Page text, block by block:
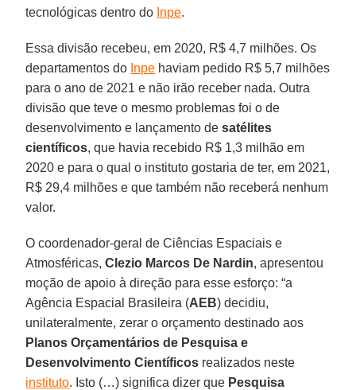
tecnológicas dentro do Inpe.
Essa divisão recebeu, em 2020, R$ 4,7 milhões. Os
departamentos do Inpe haviam pedido R$ 5,7 milhões
para o ano de 2021 e não irão receber nada. Outra
divisão que teve o mesmo problemas foi o de
desenvolvimento e lançamento desatélites
científicos, que havia recebido R$ 1,3 milhão em
2020 e para o qual o instituto gostaria de ter, em 2021,
R$ 29,4 milhões e que também não receberá nenhum
valor.
O coordenador-geral de Ciências Espaciais e
Atmosféricas,Clezio Marcos De Nardin, apresentou
moção de apoio à direção para esse esforço: “a
Agência Espacial Brasileira (AEB) decidiu,
unilateralmente, zerar o orçamento destinado aos
Planos Orçamentários de Pesquisa e
Desenvolvimento Científicos realizados neste
instituto. Isto (…) significa dizer que Pesquisa